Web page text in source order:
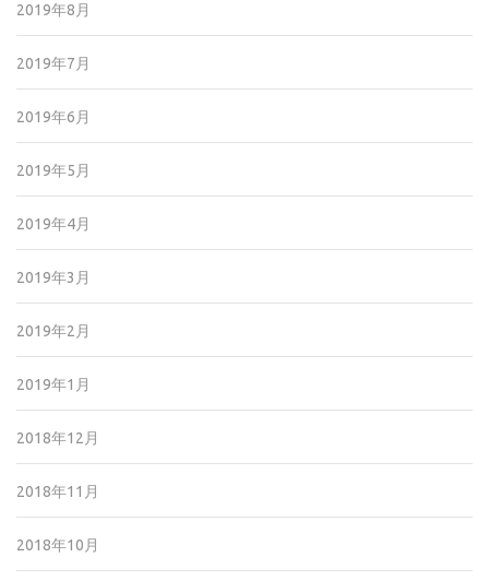
2019年8月
2019年7月
2019年6月
2019年5月
2019年4月
2019年3月
2019年2月
2019年1月
2018年12月
2018年11月
2018年10月